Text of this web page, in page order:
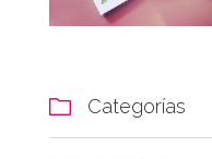
 Categorías